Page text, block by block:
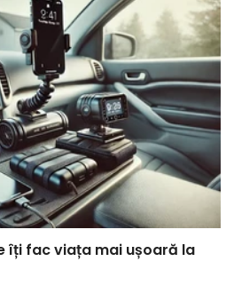
îți fac viața mai ușoară la